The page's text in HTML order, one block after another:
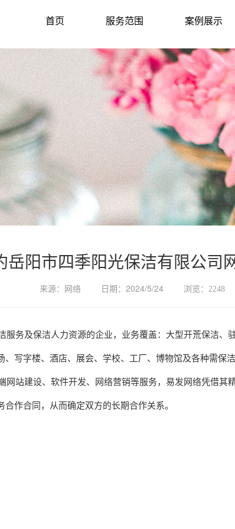
首页 服务范围 案例展示
岳阳市四季阳光保洁有限公司
来源： 网络 日期： 2024/5/24 浏览： 2248
及保洁人力资源的企业，业务覆盖：大型开荒保洁、
写字楼、酒店、展会、学校、工厂、博物馆及各种需保洁
建设、软件开发、网络营销等服务，易发网络凭借其
作合同，从而确定双方的长期合作关系。